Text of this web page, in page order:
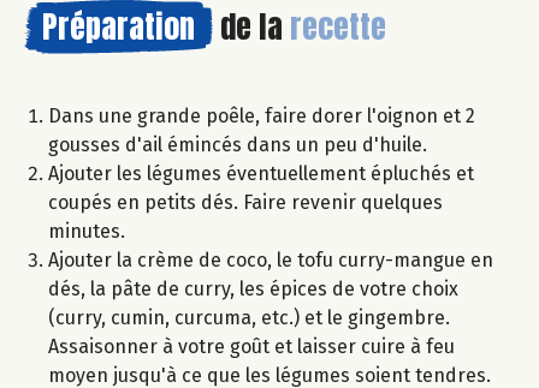
Préparation de la recette
Dans une grande poêle, faire dorer l'oignon et 2
gousses d'ail émincés dans un peu d'huile.
Ajouter les légumes éventuellement épluchés et
coupés en petits dés. Faire revenir quelques
minutes.
Ajouter la crème de coco, le tofu curry-mangue en
dés, la pâte de curry, les épices de votre choix
(curry, cumin, curcuma, etc.) et le gingembre.
Assaisonner à votre goût et laisser cuire à feu
moyen jusqu'à ce que les légumes soient tendres.